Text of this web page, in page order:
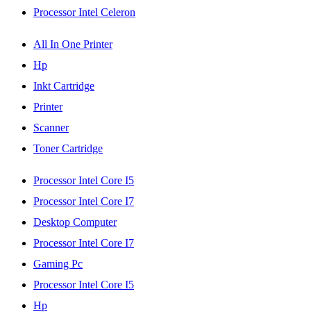
Processor Intel Celeron
All In One Printer
Hp
Inkt Cartridge
Printer
Scanner
Toner Cartridge
Processor Intel Core I5
Processor Intel Core I7
Desktop Computer
Processor Intel Core I7
Gaming Pc
Processor Intel Core I5
Hp